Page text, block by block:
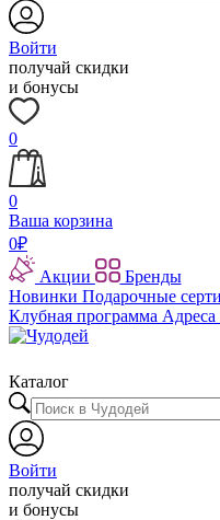
Войти
получай скидки
и бонусы
0
0
Ваша корзина
0₽
Акции
Бренды
Новинки Подарочные
Клубная программа Адреса
Каталог
Войти
получай скидки
и бонусы